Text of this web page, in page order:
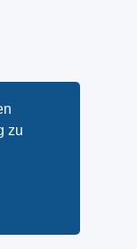
zu